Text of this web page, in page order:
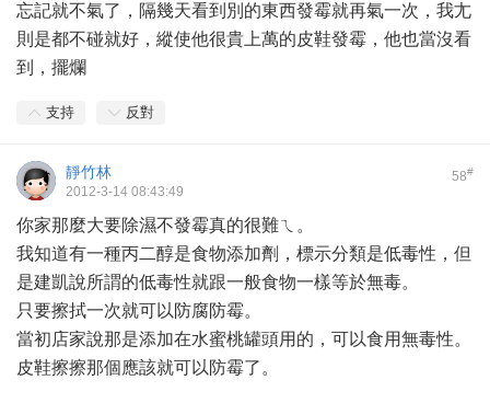
忘記就不氣了，隔幾天看到別的東西發霉就再氣一次，我尢
則是都不碰就好，縱使他很貴上萬的皮鞋發霉，他也當沒看
到，擺爛
支持 反對
58#
靜竹林
2012-3-14 08:43:49
你家那麼大要除濕不發霉真的很難ㄟ。
我知道有一種丙二醇是食物添加劑，標示分類是低毒性，但
是建凱說所謂的低毒性就跟一般食物一樣等於無毒。
只要擦拭一次就可以防腐防霉。
當初店家說那是添加在水蜜桃罐頭用的，可以食用無毒性。
皮鞋擦擦那個應該就可以防霉了。